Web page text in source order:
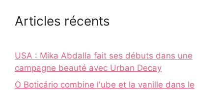
Articles récents
USA : Mika Abdalla fait ses débuts dans une
campagne beauté avec Urban Decay
O Boticário combine l'ube et la vanille dans le